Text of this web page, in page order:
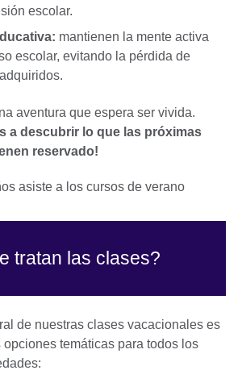
escolar.
mantienen la mente activa
escolar, evitando la pérdida de
aventura que espera ser vivida.
a descubrir lo que las próximas
reservado!
tratan las clases?
de nuestras clases vacacionales es
temáticas para todos los